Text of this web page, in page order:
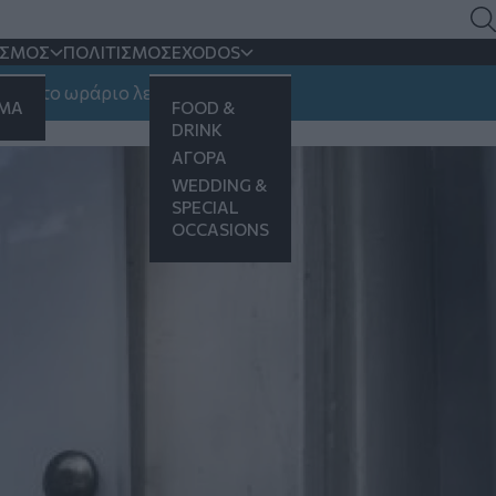
ΠΟΛΙΤΙΣΜΟΣEXODOS
FOOD &
DRINK
ΑΓΟΡΑ
WEDDING &
SPECIAL
OCCASIONS
λειτουργίας
στον Κ.